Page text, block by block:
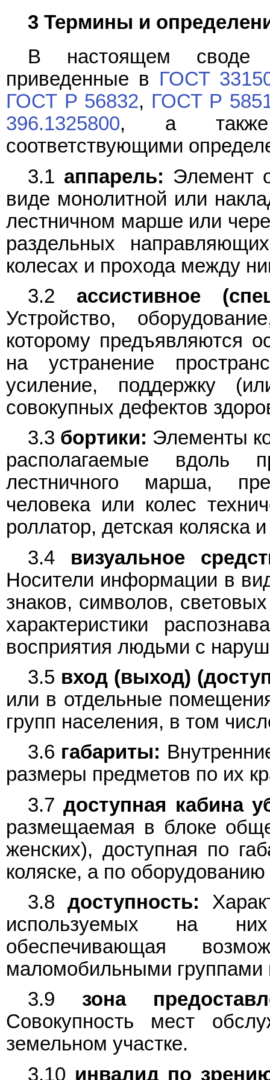
3 Термины и
В настоящем своде
приведенные в ГОСТ
ГОСТ Р 56832, ГОСТ Р
396.1325800, а также
соответствующими
3.1 аппарель: Элемент
виде монолитной или
лестничном марше или
раздельных
колесах и прохода между
3.2 ассистивное
Устройство,
которому предъявляются
на устранение
усиление, поддержку
совокупных дефектов
3.3 бортики: Элементы
располагаемые вдоль
лестничного марша,
человека или колес
роллатор, детская коляска
3.4 визуальное
Носители информации в
знаков, символов,
характеристики
восприятия людьми с
3.5 вход (выход)
или в отдельные
групп населения, в том
3.6 габариты:
размеры предметов по их
3.7доступная кабина
размещаемая в блоке
женских), доступная по
коляске, а по
3.8 доступность:
используемых на
обеспечивающая
маломобильными группами
3.9 зона
Совокупность мест
земельном участке.
3.10 инвалид по